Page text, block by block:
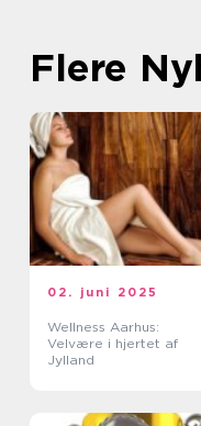
Flere
02. juni 2025
Wellness Aarhus:
Velvære i hjertet af
Jylland